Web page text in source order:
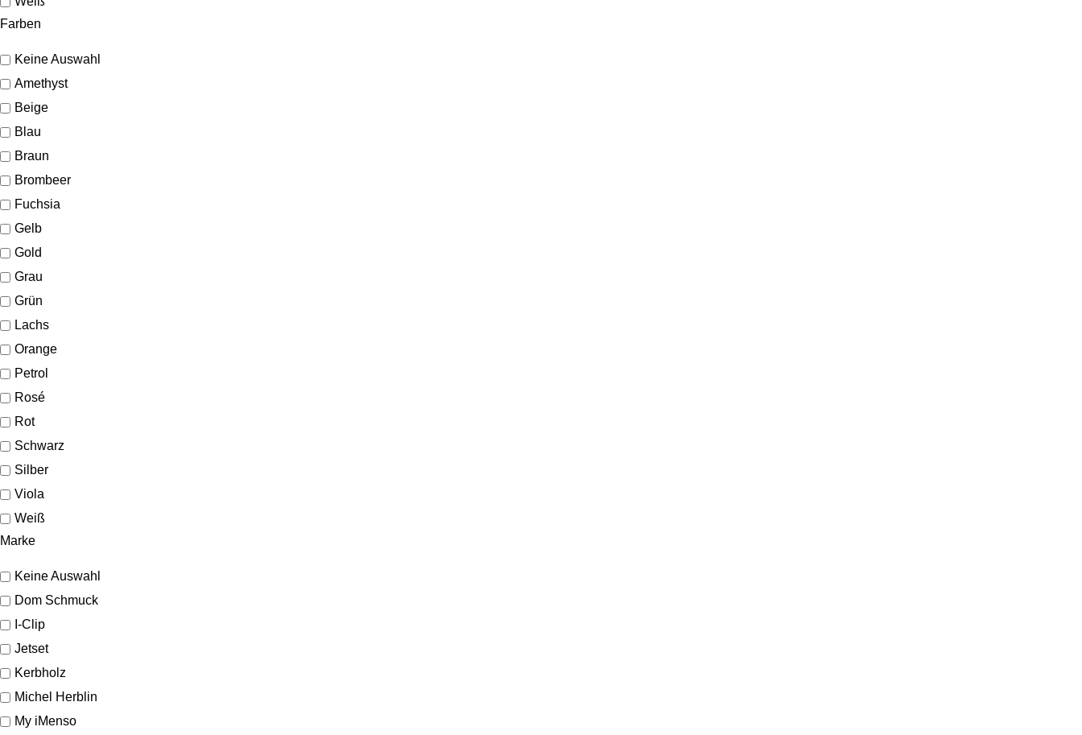
Farben
Keine Auswahl
Amethyst
Beige
Blau
Braun
Brombeer
Fuchsia
Gelb
Gold
Grau
Grün
Lachs
Orange
Petrol
Rosé
Rot
Schwarz
Silber
Viola
Weiß
Marke
Keine Auswahl
Dom Schmuck
I-Clip
Jetset
Kerbholz
Michel Herblin
My iMenso